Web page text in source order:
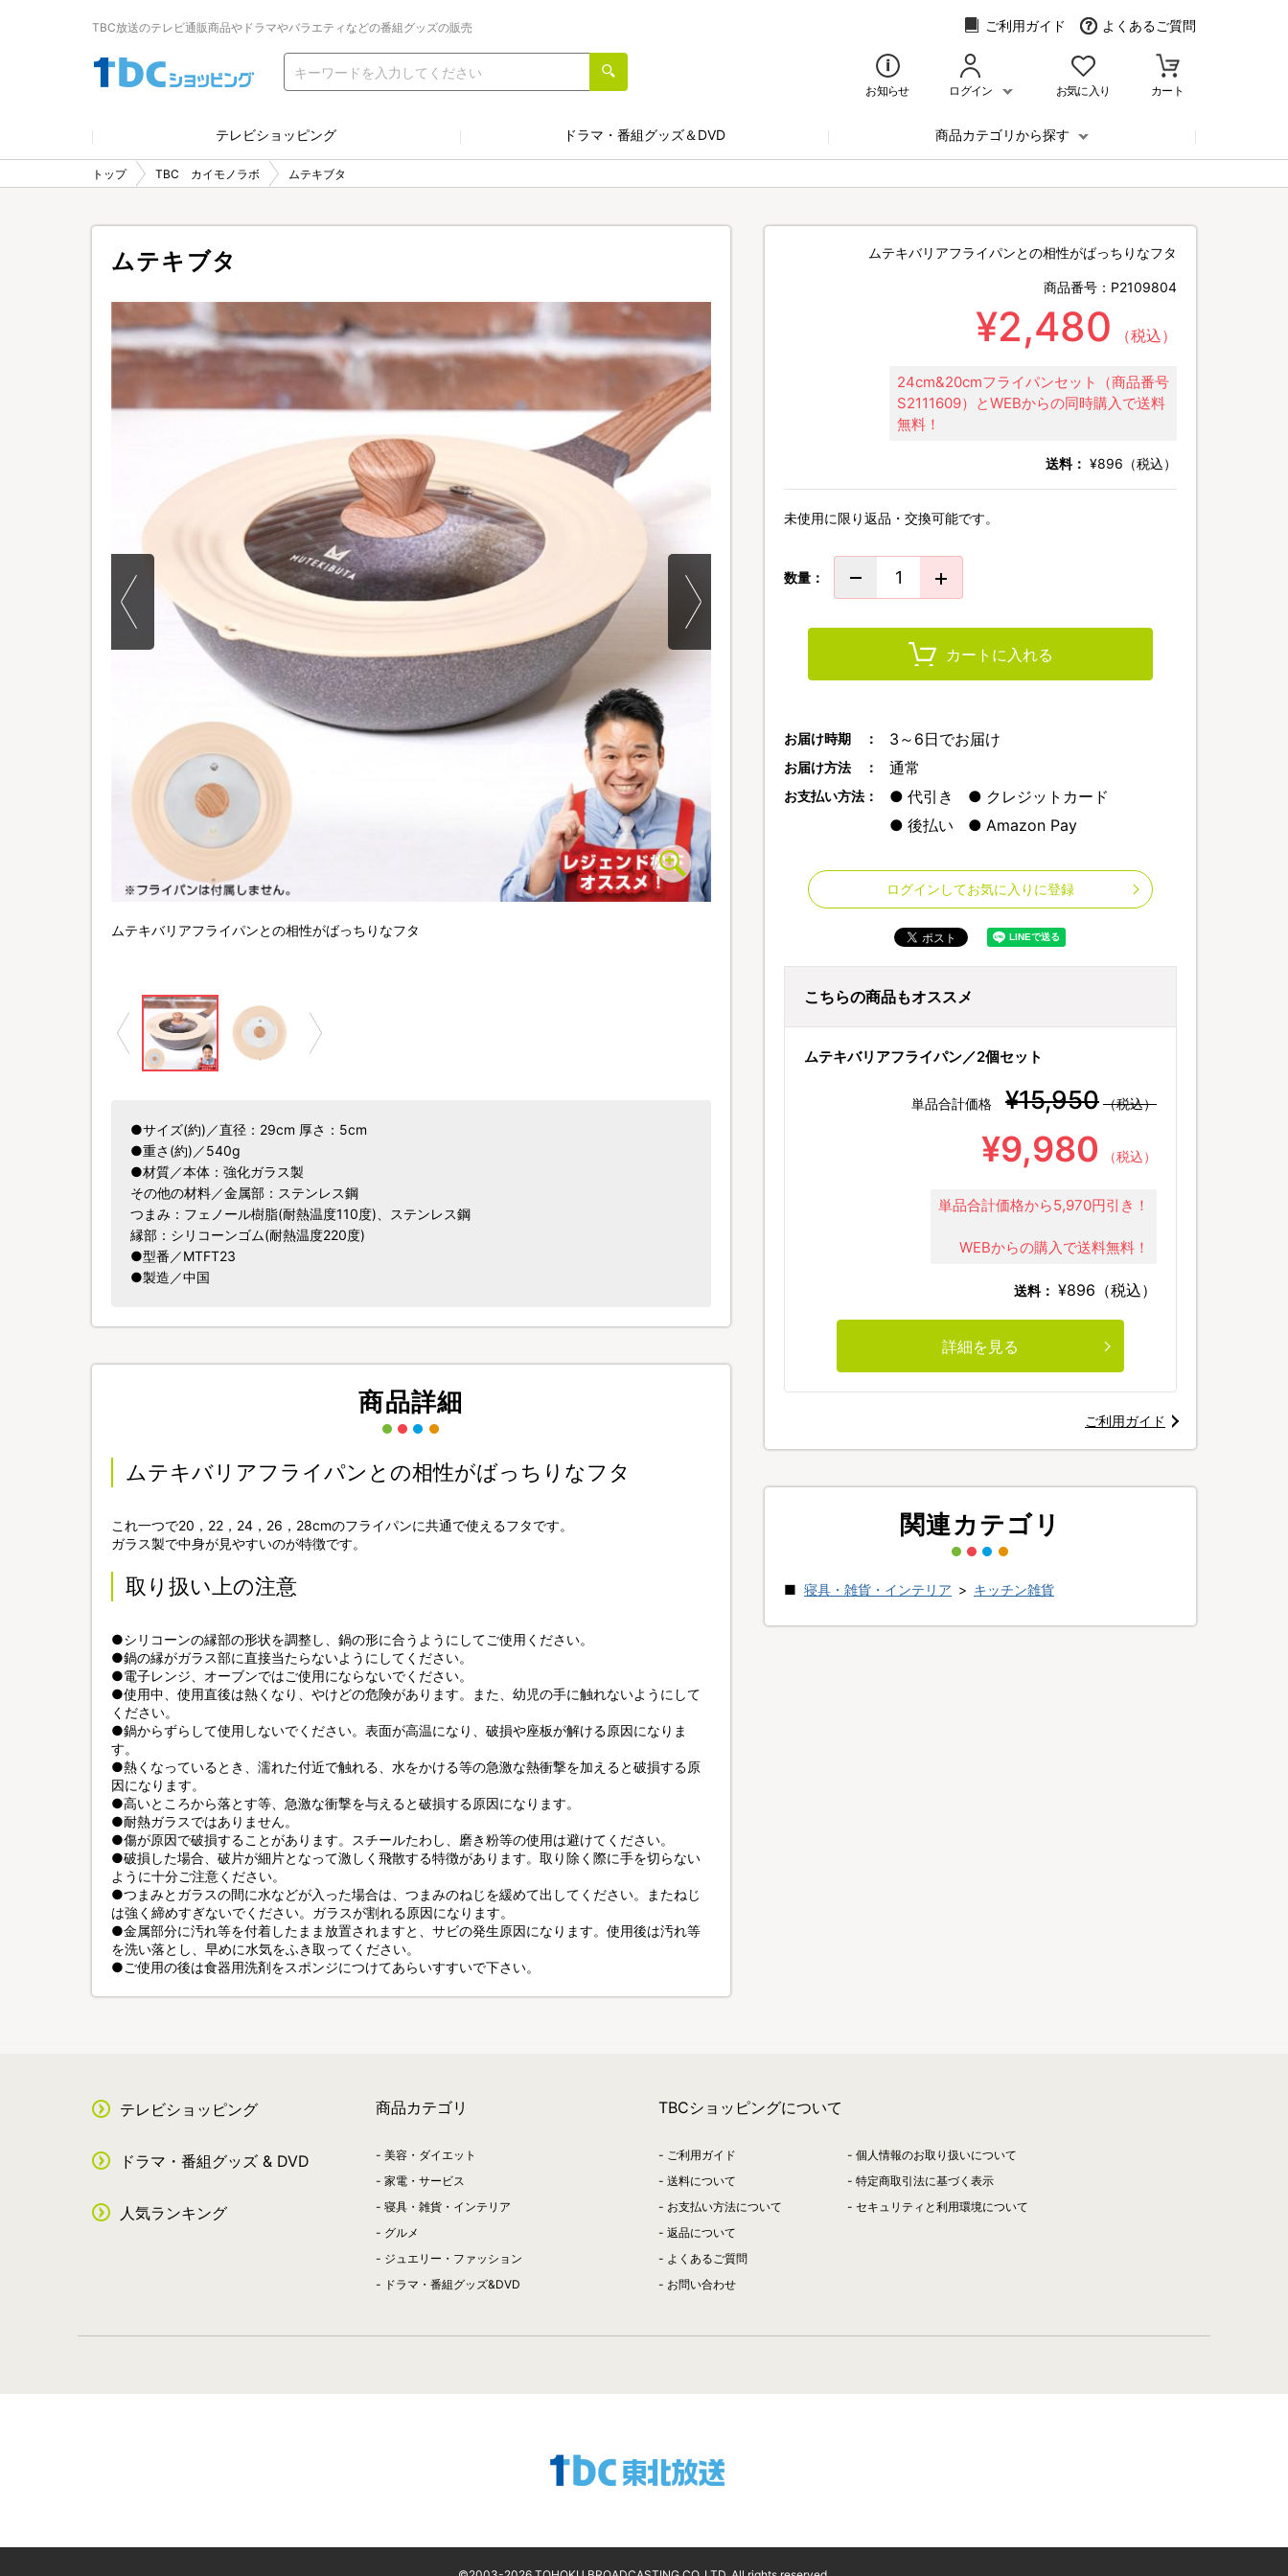
TBC放送のテレビ通販商品やドラマやバラエティなどの番組グッズの販売 ご利用ガイド よくあるご質問
お知らせ ログイン お気に入り カート
テレビショッピング ドラマ・番組グッズ＆DVD 商品カテゴリから探す
トップ TBC カイモノラボ ムテキブタ
ムテキブタ
ムテキバリアフライパンとの相性がばっちりなフタ
●サイズ(約)／直径：29cm 厚さ：5cm
●重さ(約)／540g
●材質／本体：強化ガラス製
その他の材料／金属部：ステンレス鋼
つまみ：フェノール樹脂(耐熱温度110度)、ステンレス鋼
縁部：シリコーンゴム(耐熱温度220度)
●型番／MTFT23
●製造／中国
商品詳細
ムテキバリアフライパンとの相性がばっちりなフタ
これ一つで20，22，24，26，28cmのフライパンに共通で使えるフタです。
ガラス製で中身が見やすいのが特徴です。
取り扱い上の注意
●シリコーンの縁部の形状を調整し、鍋の形に合うようにしてご使用ください。
●鍋の縁がガラス部に直接当たらないようにしてください。
●電子レンジ、オーブンではご使用にならないでください。
●使用中、使用直後は熱くなり、やけどの危険があります。また、幼児の手に触れないようにして
ください。
●鍋からずらして使用しないでください。表面が高温になり、破損や座板が解ける原因になりま
す。
●熱くなっているとき、濡れた付近で触れる、水をかける等の急激な熱衝撃を加えると破損する原
因になります。
●高いところから落とす等、急激な衝撃を与えると破損する原因になります。
●耐熱ガラスではありません。
●傷が原因で破損することがあります。スチールたわし、磨き粉等の使用は避けてください。
●破損した場合、破片が細片となって激しく飛散する特徴があります。取り除く際に手を切らない
ように十分ご注意ください。
●つまみとガラスの間に水などが入った場合は、つまみのねじを緩めて出してください。またねじ
は強く締めすぎないでください。ガラスが割れる原因になります。
●金属部分に汚れ等を付着したまま放置されますと、サビの発生原因になります。使用後は汚れ等
を洗い落とし、早めに水気をふき取ってください。
●ご使用の後は食器用洗剤をスポンジにつけてあらいすすいで下さい。
ムテキバリアフライパンとの相性がばっちりなフタ
商品番号： P2109804
¥2,480 （税込）
24cm&20cmフライパンセット（商品番号
S2111609）とWEBからの同時購入で送料
無料！
送料： ¥896（税込）
未使用に限り返品・交換可能です。
数量：
カートに入れる
お届け時期 ： 3～6日でお届け
お届け方法 ： 通常
お支払い方法： 代引き
クレジットカード
後払い
Amazon Pay
ログインしてお気に入りに登録
こちらの商品もオススメ
ムテキバリアフライパン／2個セット
単品合計価格 ¥15,950 （税込）
¥9,980 （税込）
単品合計価格から5,970円引き！
WEBからの購入で送料無料！
送料： ¥896（税込）
詳細を見る
ご利用ガイド
関連カテゴリ
寝具・雑貨・インテリア > キッチン雑貨
テレビショッピング
ドラマ・番組グッズ & DVD
人気ランキング
商品カテゴリ
美容・ダイエット
家電・サービス
寝具・雑貨・インテリア
グルメ
ジュエリー・ファッション
ドラマ・番組グッズ&DVD
TBCショッピングについて
ご利用ガイド
送料について
お支払い方法について
返品について
よくあるご質問
お問い合わせ
個人情報のお取り扱いについて
特定商取引法に基づく表示
セキュリティと利用環境について